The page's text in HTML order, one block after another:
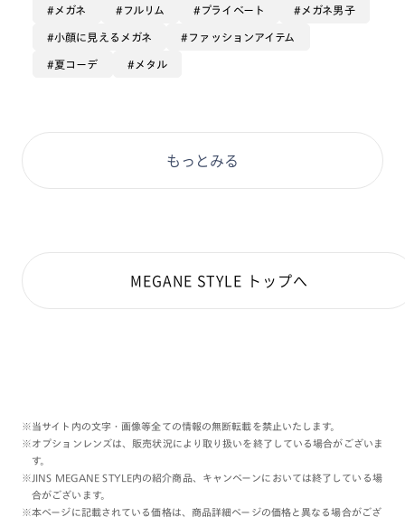
オプションは【カラーレンズ】のサハラをつけていま
す！トレンドカラー種類豊富にあるのでぜひ！
メガネ フルリム プライベート メガネ男子
小顔に見えるメガネ ファッションアイテム
夏コーデ メタル
もっとみる
MEGANE STYLE トップへ
※当サイト内の文字・画像等全ての情報の無断転載を禁止いたします。
※オプションレンズは、販売状況により取り扱いを終了している場合がございま
す。
※JINS MEGANE STYLE内の紹介商品、キャンペーンにおいては終了している場
合がございます。
※本ページに記載されている価格は、商品詳細ページの価格と異なる場合がござ